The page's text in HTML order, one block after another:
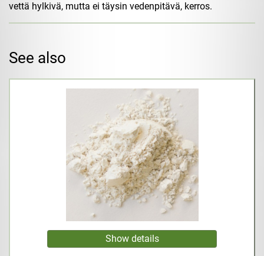
vettä hylkivä, mutta ei täysin vedenpitävä, kerros.
See also